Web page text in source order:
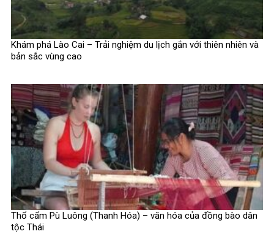
Khám phá Lào Cai – Trải nghiệm du lịch gắn với thiên nhiên và
bản sắc vùng cao
Thổ cẩm Pù Luông (Thanh Hóa) – văn hóa của đồng bào dân
tộc Thái